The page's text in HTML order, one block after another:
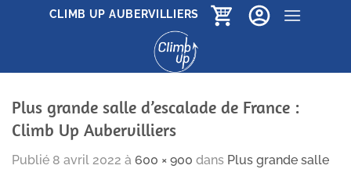
CLIMB UP AUBERVILLIERS
Plus grande salle d’escalade de France :
Climb Up Aubervilliers
Publié 8 avril 2022 à 600 × 900 dans Plus grande salle